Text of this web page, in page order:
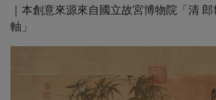
｜本創意來源來自國立故宮博物院「清
軸」